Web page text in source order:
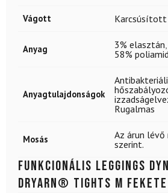
Vágott Karcsúsított
Anyag 3% elasztán,
58%
Anyagtulajdonságok
Rugalmas
Mosás
Az árun lévő
szerint.
Funkcionális leggings
Dryarn® Tights M Fekete